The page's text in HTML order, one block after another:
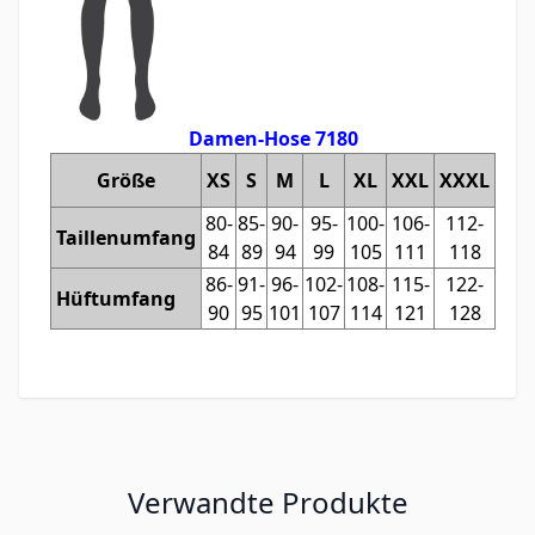
Damen-Hose 7180
Größe
XS S M L XL XXL XXXL
Taillenumfang
80-
84
85-
89
90-
94
95-
99
100-
105
106-
111
112-
118
Hüftumfang
86-
90
91-
95
96-
101
102-
107
108-
114
115-
121
122-
128
Verwandte Produkte